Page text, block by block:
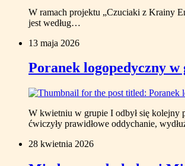
W ramach projektu „Czuciaki z Krainy
jest według…
13 maja 2026
Poranek logopedyczny
W kwietniu w grupie I odbył się kolejny
ćwiczyły prawidłowe oddychanie,
28 kwietnia 2026